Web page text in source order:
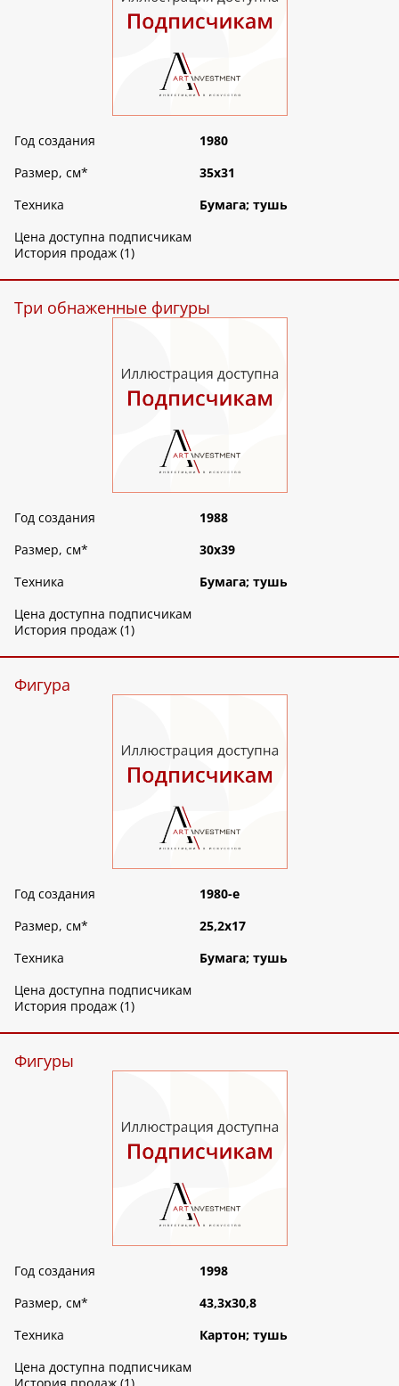
Год создания
1980
Размер, см*
35х31
Техника
Бумага; тушь
Цена доступна подписчикам
История продаж (1)
Три обнаженные фигуры
Год создания
1988
Размер, см*
30х39
Техника
Бумага; тушь
Цена доступна подписчикам
История продаж (1)
Фигура
Год создания
1980-е
Размер, см*
25,2х17
Техника
Бумага; тушь
Цена доступна подписчикам
История продаж (1)
Фигуры
Год создания
1998
Размер, см*
43,3х30,8
Техника
Картон; тушь
Цена доступна подписчикам